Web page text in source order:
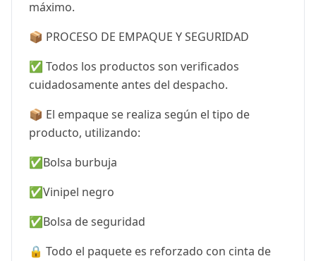
máximo.
📦 PROCESO DE EMPAQUE Y SEGURIDAD
✅ Todos los productos son verificados
cuidadosamente antes del despacho.
📦 El empaque se realiza según el tipo de
producto, utilizando:
✅Bolsa burbuja
✅Vinipel negro
✅Bolsa de seguridad
🔒 Todo el paquete es reforzado con cinta de